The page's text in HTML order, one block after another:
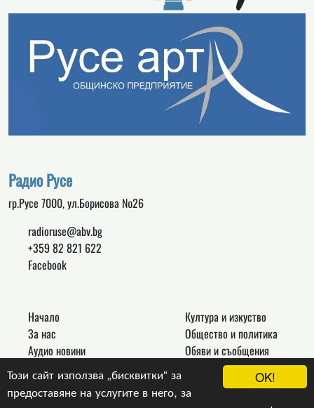
OK!
Този сайт използва „бисквитки“ за
предоставяне на услугите в него, за
Радио Русе
гр.Русе 7000, ул.Борисова №26
radioruse@abv.bg
+359 82 821 622
Facebook
Начало
За нас
Аудио новини
Връзки
Контакти
Култура и изкуство
Общество и политика
Обяви и съобщения
Новини
Други